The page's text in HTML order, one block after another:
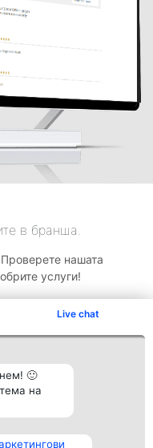
Live chat
🙂
на
в бранша.
нашата
услуги!
Контакти